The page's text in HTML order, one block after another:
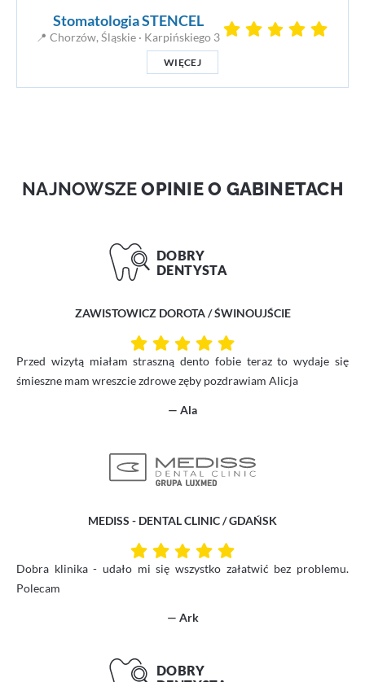
Stomatologia STENCEL
📍 Chorzów, Śląskie · Karpińskiego 3
WIĘCEJ
NAJNOWSZEOPINIE O GABINETACH
ZAWISTOWICZ DOROTA / ŚWINOUJŚCIE
Przed wizytą miałam straszną dento fobie teraz to wydaje się
śmieszne mam wreszcie zdrowe zęby pozdrawiam Alicja
— Ala
MEDISS - DENTAL CLINIC / GDAŃSK
Dobra klinika - udało mi się wszystko załatwić bez problemu.
Polecam
— Ark